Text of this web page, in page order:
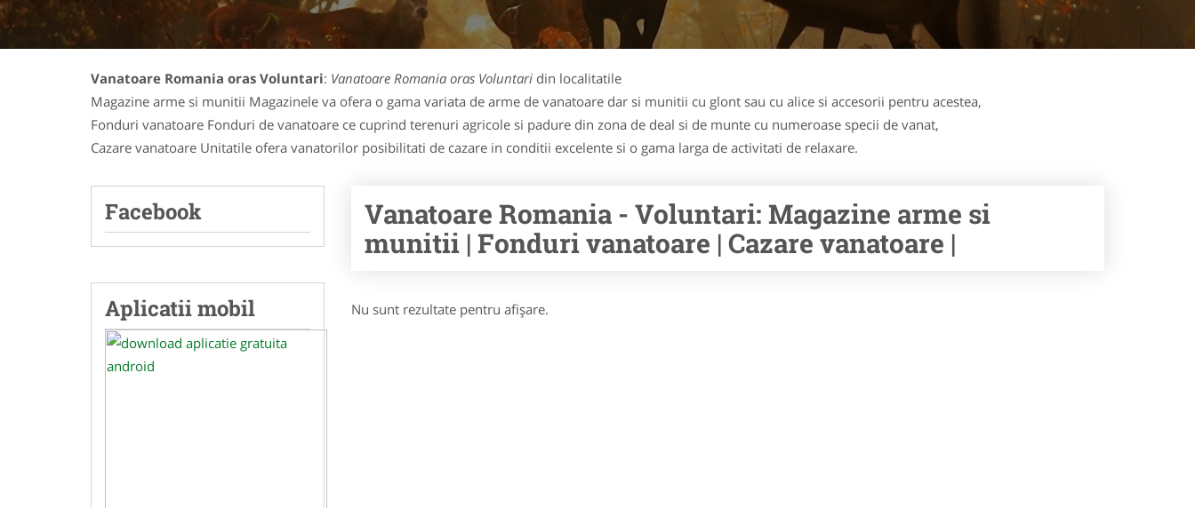
Vanatoare Romania oras Voluntari: Vanatoare Romania oras Voluntari din localitatile
Magazine arme si munitii Magazinele va ofera o gama variata de arme de vanatoare dar si munitii cu glont sau cu alice si accesorii pentru acestea,
Fonduri vanatoare Fonduri de vanatoare ce cuprind terenuri agricole si padure din zona de deal si de munte cu numeroase specii de vanat,
Cazare vanatoare Unitatile ofera vanatorilor posibilitati de cazare in conditii excelente si o gama larga de activitati de relaxare.
Facebook
Aplicatii mobil
Vanatoare Romania - Voluntari: Magazine arme si
munitii | Fonduri vanatoare | Cazare vanatoare |
Nu sunt rezultate pentru afişare.